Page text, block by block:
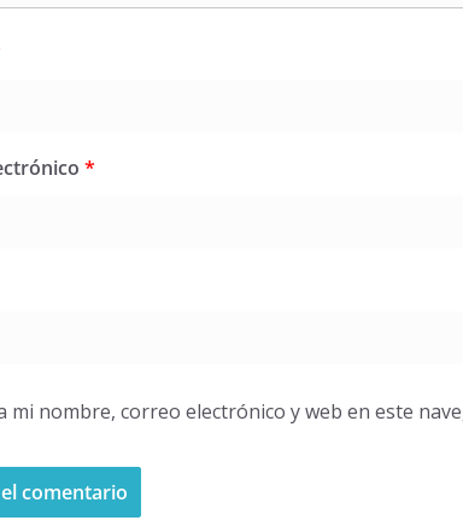
*
mi nombre, correo electrónico y web en este